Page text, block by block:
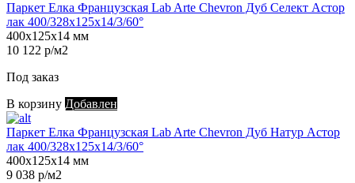
Паркет Елка Французская Lab Arte Chevron Дуб Селект Астор
лак 400/328х125х14/3/60°
400х125х14 мм
10 122 р/м2
Под заказ
В корзину Добавлен
Паркет Елка Французская Lab Arte Chevron Дуб Натур Астор
лак 400/328х125х14/3/60°
400х125х14 мм
9 038 р/м2